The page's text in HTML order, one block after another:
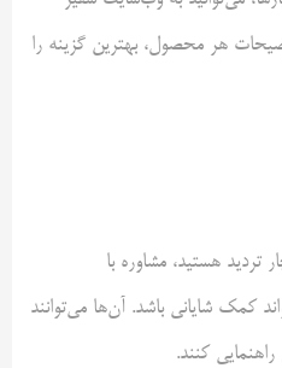
هر محصول، بهترین گزینه را
هستید، مشاوره با
کمک شایانی باشد. آن‌ها می‌توانند
کنند.